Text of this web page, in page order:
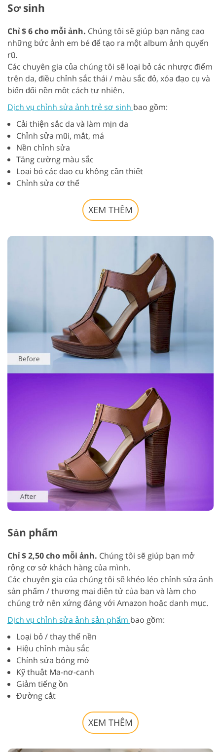
Sơ sinh
Chỉ $ 6 cho mỗi ảnh. Chúng tôi sẽ giúp bạn nâng cao
những bức ảnh em bé để tạo ra một album ảnh quyến
rũ.
Các chuyên gia của chúng tôi sẽ loại bỏ các nhược điểm
trên da, điều chỉnh sắc thái / màu sắc đỏ, xóa đạo cụ và
biến đổi nền một cách tự nhiên.
Dịch vụ chỉnh sửa ảnh trẻ sơ sinh bao gồm:
Cải thiện sắc da và làm mịn da
Chỉnh sửa mũi, mắt, má
Nền chỉnh sửa
Tăng cường màu sắc
Loại bỏ các đạo cụ không cần thiết
Chỉnh sửa cơ thể
XEM THÊM
Sản phẩm
Chỉ $ 2,50 cho mỗi ảnh. Chúng tôi sẽ giúp bạn mở
rộng cơ sở khách hàng của mình.
Các chuyên gia của chúng tôi sẽ khéo léo chỉnh sửa ảnh
sản phẩm / thương mại điện tử của bạn và làm cho
chúng trở nên xứng đáng với Amazon hoặc danh mục.
Dịch vụ chỉnh sửa ảnh sản phẩm bao gồm:
Loại bỏ / thay thế nền
Hiệu chỉnh màu sắc
Chỉnh sửa bóng mờ
Kỹ thuật Ma-nơ-canh
Giảm tiếng ồn
Đường cắt
XEM THÊM